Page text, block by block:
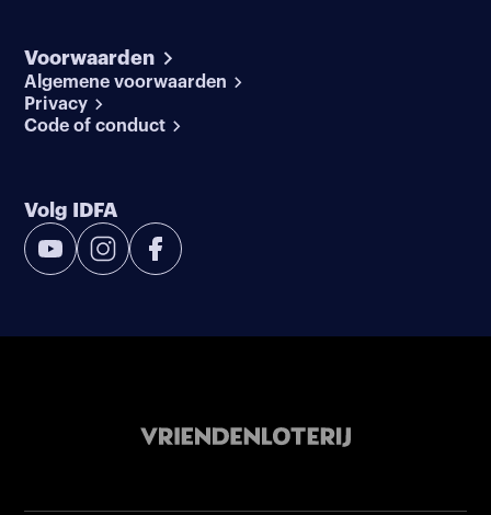
Voorwaarden
Algemene voorwaarden
Privacy
Code of conduct
Volg IDFA